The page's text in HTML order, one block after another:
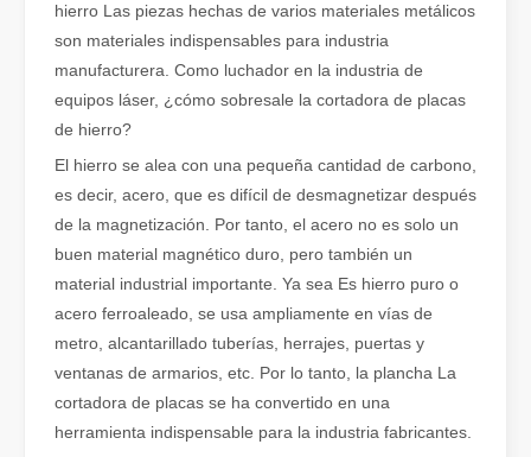
¿Qué es el corte por láser de tubos?
El corte por láser de tubos es una tecnología clave en la
hierro Las piezas hechas de varios materiales metálicos
son materiales indispensables para industria
manufacturera. Como luchador en la industria de
equipos láser, ¿cómo sobresale la cortadora de placas
de hierro?
El hierro se alea con una pequeña cantidad de carbono,
es decir, acero, que es difícil de desmagnetizar después
de la magnetización. Por tanto, el acero no es solo un
buen material magnético duro, pero también un
material industrial importante. Ya sea Es hierro puro o
acero ferroaleado, se usa ampliamente en vías de
metro, alcantarillado tuberías, herrajes, puertas y
ventanas de armarios, etc. Por lo tanto, la plancha La
cortadora de placas se ha convertido en una
herramienta indispensable para la industria fabricantes.